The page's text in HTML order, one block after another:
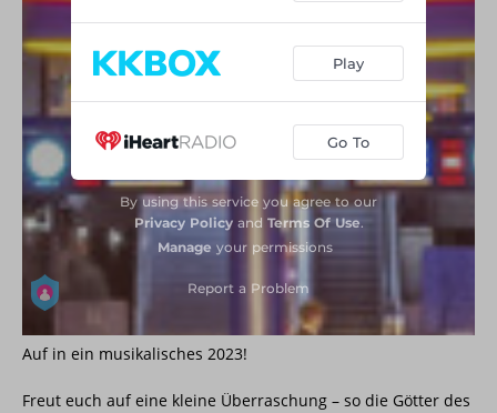
Auf in ein musikalisches 2023!
Freut euch auf eine kleine Überraschung – so die Götter des